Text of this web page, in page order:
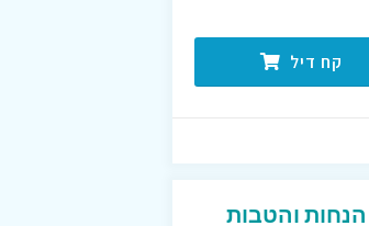
קח דיל
הנחות והטבות